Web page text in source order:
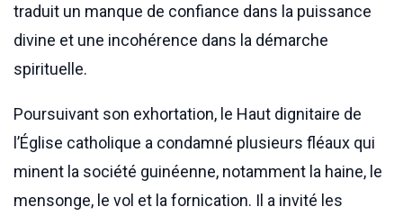
traduit un manque de confiance dans la puissance
divine et une incohérence dans la démarche
spirituelle.
Poursuivant son exhortation, le Haut dignitaire de
l’Église catholique a condamné plusieurs fléaux qui
minent la société guinéenne, notamment la haine, le
mensonge, le vol et la fornication. Il a invité les